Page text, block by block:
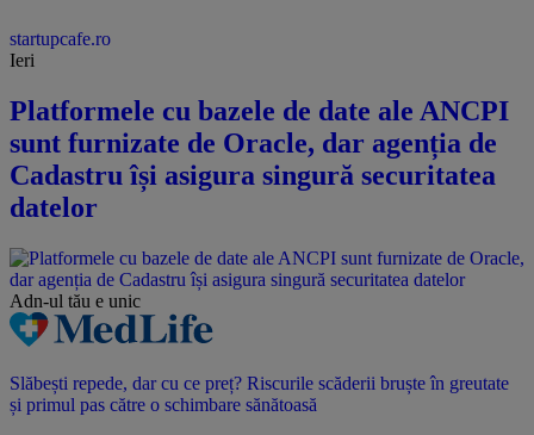
startupcafe.ro
Ieri
Platformele cu bazele de date ale ANCPI
sunt furnizate de Oracle, dar agenția de
Cadastru își asigura singură securitatea
datelor
Adn-ul tău e unic
Slăbești repede, dar cu ce preț? Riscurile scăderii bruște în greutate
și primul pas către o schimbare sănătoasă